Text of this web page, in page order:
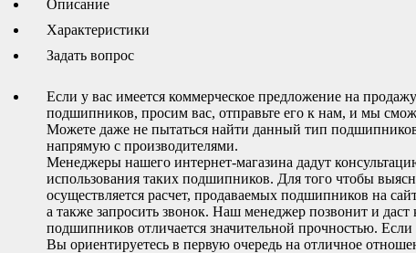
Описание
Характеристики
Задать вопрос
Если у вас имеется коммерческое предложение на
подшипников, просим вас, отправьте его к нам, и мы
Можете даже не пытаться найти данный тип
напрямую с производителями.
Менеджеры нашего интернет-магазина дадут
использования таких подшипников. Для того чтобы
осуществляется расчет, продаваемых подшипников на
а также запросить звонок. Наш менеджер позвонит и
подшипников отличается значительной прочностью.
Вы ориентируетесь в первую очередь на отличное